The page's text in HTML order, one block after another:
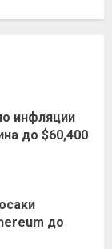
инфляции
до $60,400
до